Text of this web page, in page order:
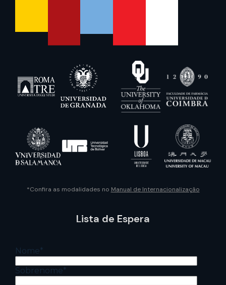
*Confira as modalidades no Manual de Internacionalização
Lista de Espera
Nome*
Sobrenome*